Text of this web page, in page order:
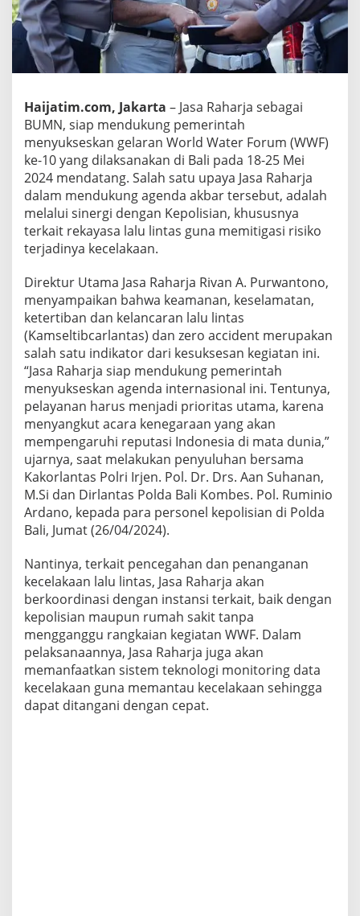
s
P
o
r
u
j
u
d
k
a
n
K
a
m
s
l
t
i
c
a
r
l
a
n
t
a
s
W
r
d
a
t
e
r
F
o
r
u
m
k
e
Haijatim.com, Jakarta – Jasa Raharja sebagai
BUMN, siap mendukung pemerintah
menyukseskan gelaran World Water Forum (WWF)
ke-10 yang dilaksanakan di Bali pada 18-25 Mei
2024 mendatang. Salah satu upaya Jasa Raharja
dalam mendukung agenda akbar tersebut, adalah
melalui sinergi dengan Kepolisian, khususnya
terkait rekayasa lalu lintas guna memitigasi risiko
terjadinya kecelakaan.
Direktur Utama Jasa Raharja Rivan A. Purwantono,
menyampaikan bahwa keamanan, keselamatan,
ketertiban dan kelancaran lalu lintas
(Kamseltibcarlantas) dan zero accident merupakan
salah satu indikator dari kesuksesan kegiatan ini.
“Jasa Raharja siap mendukung pemerintah
menyukseskan agenda internasional ini. Tentunya,
pelayanan harus menjadi prioritas utama, karena
menyangkut acara kenegaraan yang akan
mempengaruhi reputasi Indonesia di mata dunia,”
ujarnya, saat melakukan penyuluhan bersama
Kakorlantas Polri Irjen. Pol. Dr. Drs. Aan Suhanan,
M.Si dan Dirlantas Polda Bali Kombes. Pol. Ruminio
Ardano, kepada para personel kepolisian di Polda
Bali, Jumat (26/04/2024).
Nantinya, terkait pencegahan dan penanganan
kecelakaan lalu lintas, Jasa Raharja akan
berkoordinasi dengan instansi terkait, baik dengan
kepolisian maupun rumah sakit tanpa
mengganggu rangkaian kegiatan WWF. Dalam
pelaksanaannya, Jasa Raharja juga akan
memanfaatkan sistem teknologi monitoring data
kecelakaan guna memantau kecelakaan sehingga
dapat ditangani dengan cepat.